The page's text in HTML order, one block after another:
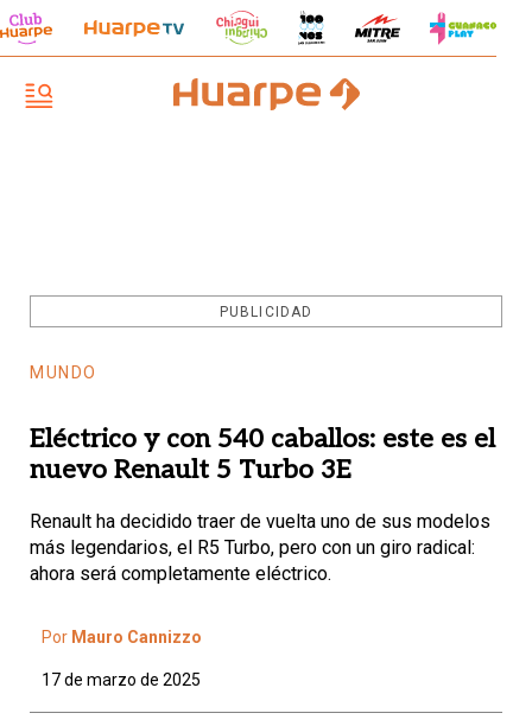
PUBLICIDAD
MUNDO
Eléctrico y con 540 caballos: este es el
nuevo Renault 5 Turbo 3E
Renault ha decidido traer de vuelta uno de sus modelos
más legendarios, el R5 Turbo, pero con un giro radical:
ahora será completamente eléctrico.
Por Mauro Cannizzo
17 de marzo de 2025